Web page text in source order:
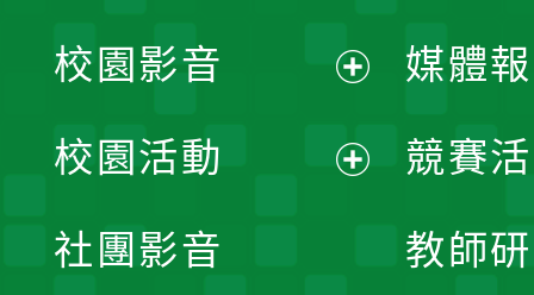
媒體
競賽
教師
校園影音
開
校園活動
社團影音